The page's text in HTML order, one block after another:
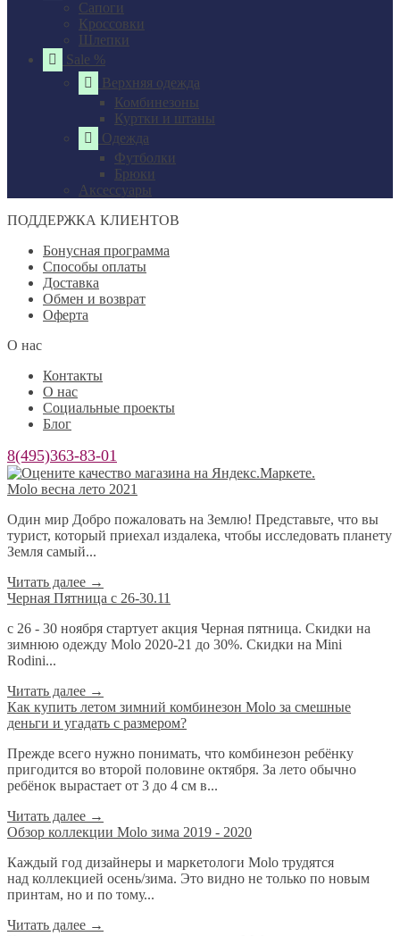
Сапоги
Кроссовки
Шлепки
Sale %
Верхняя одежда
Комбинезоны
Куртки и штаны
Одежда
Футболки
Брюки
Аксессуары
ПОДДЕРЖКА КЛИЕНТОВ
Бонусная программа
Способы оплаты
Доставка
Обмен и возврат
Оферта
О нас
Контакты
О нас
Социальные проекты
Блог
8(495)363-83-01
Molo весна лето 2021
Один мир Добро пожаловать на Землю! Представьте, что вы
турист, который приехал издалека, чтобы исследовать планету
Земля самый...
Читать далее →
Черная Пятница с 26-30.11
с 26 - 30 ноября стартует акция Черная пятница. Скидки на
зимнюю одежду Molo 2020-21 до 30%. Скидки на Mini
Rodini...
Читать далее →
​Как купить летом зимний комбинезон Molo за смешные
деньги и угадать с размером?
Прежде всего нужно понимать, что комбинезон ребёнку
пригодится во второй половине октября. За лето обычно
ребёнок вырастает от 3 до 4 см в...
Читать далее →
Обзор коллекции Molo зима 2019 - 2020
Каждый год дизайнеры и маркетологи Molo трудятся
над коллекцией осень/зима. Это видно не только по новым
принтам, но и по тому...
Читать далее →